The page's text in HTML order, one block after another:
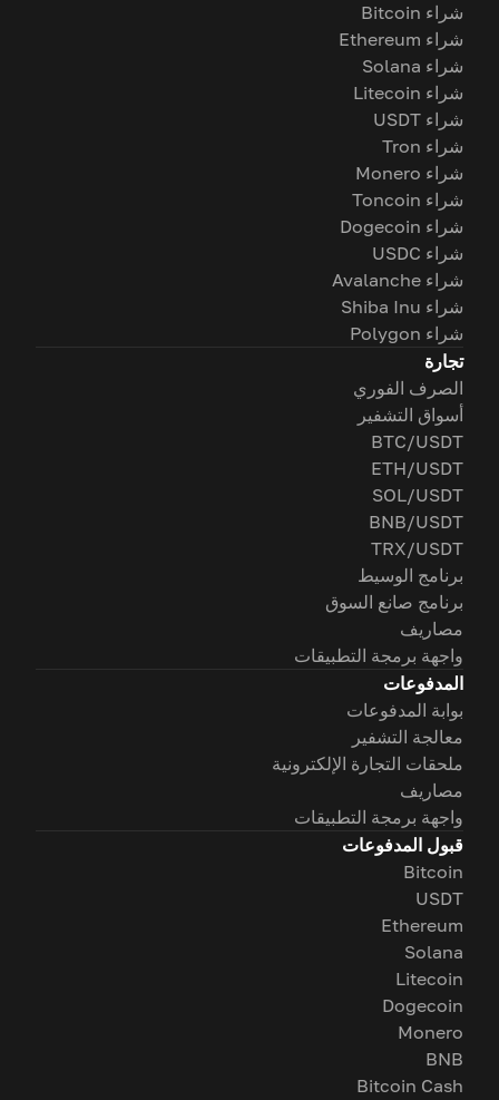
شراء Bitcoin
شراء Ethereum
شراء Solana
شراء Litecoin
شراء USDT
شراء Tron
شراء Monero
شراء Toncoin
شراء Dogecoin
شراء USDC
شراء Avalanche
شراء Shiba Inu
شراء Polygon
تجارة
الصرف الفوري
أسواق التشفير
BTC/USDT
ETH/USDT
SOL/USDT
BNB/USDT
TRX/USDT
برنامج الوسيط
برنامج صانع السوق
مصاريف
واجهة برمجة التطبيقات
المدفوعات
بوابة المدفوعات
معالجة التشفير
ملحقات التجارة الإلكترونية
مصاريف
واجهة برمجة التطبيقات
قبول المدفوعات
Bitcoin
USDT
Ethereum
Solana
Litecoin
Dogecoin
Monero
BNB
Bitcoin Cash